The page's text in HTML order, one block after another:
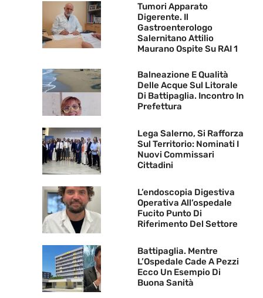
Tumori Apparato
Digerente. Il
Gastroenterologo
Salernitano Attilio
Maurano Ospite Su RAI 1
Balneazione E Qualità
Delle Acque Sul Litorale
Di Battipaglia. Incontro In
Prefettura
Lega Salerno, Si Rafforza
Sul Territorio: Nominati I
Nuovi Commissari
Cittadini
L’endoscopia Digestiva
Operativa All’ospedale
Fucito Punto Di
Riferimento Del Settore
Battipaglia. Mentre
L’Ospedale Cade A Pezzi
Ecco Un Esempio Di
Buona Sanità